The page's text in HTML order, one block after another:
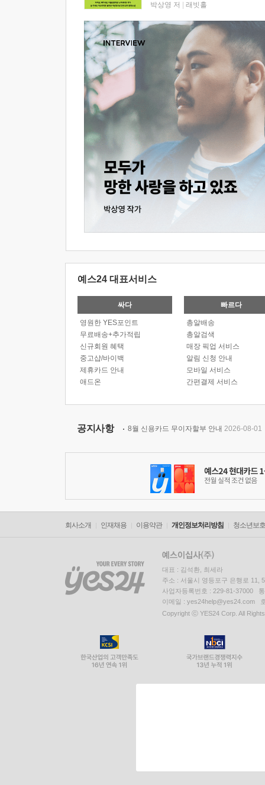
박상영 저 래빗홀
예스24 대표서비스
싸다
영원한 YES포인트
무료배송+추가적립
신규회원 혜택
중고샵/바이백
제휴카드 안내
애드온
빠르다
총알배송
총알검색
매장 픽업 서비스
알림 신청 안내
모바일 서비스
간편결제 서비스
공지사항 8월 신용카드 무이자할부 안내 2026-08-01
회사소개 인재채용 이용약관 개인정보처리방침 청소년보
대표 : 김석환, 최세라
주소 : 서울시 영등포구 은행로 11,
사업자등록번호 : 229-81-37000
이메일 : yes24help@yes24.com
Copyright ⓒ YES24 Corp. All